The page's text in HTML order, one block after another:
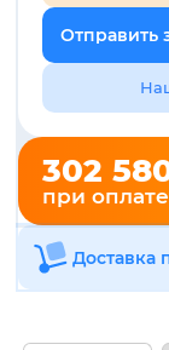
Отправить
302
при
Доставка